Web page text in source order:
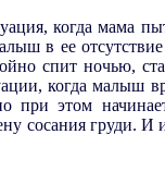
когда мама
в ее
спит ночью,
когда малыш
при этом
сосания груди. И